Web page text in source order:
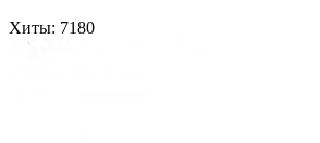
Хиты: 7180